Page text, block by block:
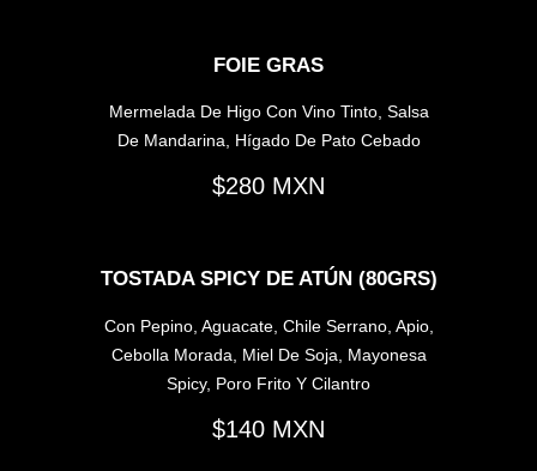
FOIE GRAS
Mermelada De Higo Con Vino Tinto, Salsa
De Mandarina, Hígado De Pato Cebado
280
TOSTADA SPICY DE ATÚN (80GRS)
Con Pepino, Aguacate, Chile Serrano, Apio,
Cebolla Morada, Miel De Soja, Mayonesa
Spicy, Poro Frito Y Cilantro
140